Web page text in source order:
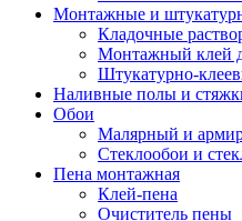
Монтажные и
Кладочные
Монтажный клей
Штукатурно-
Наливные полы и
Обои
Малярный и
Стеклообои и
Пена монтажная
Клей-пена
Очиститель пены